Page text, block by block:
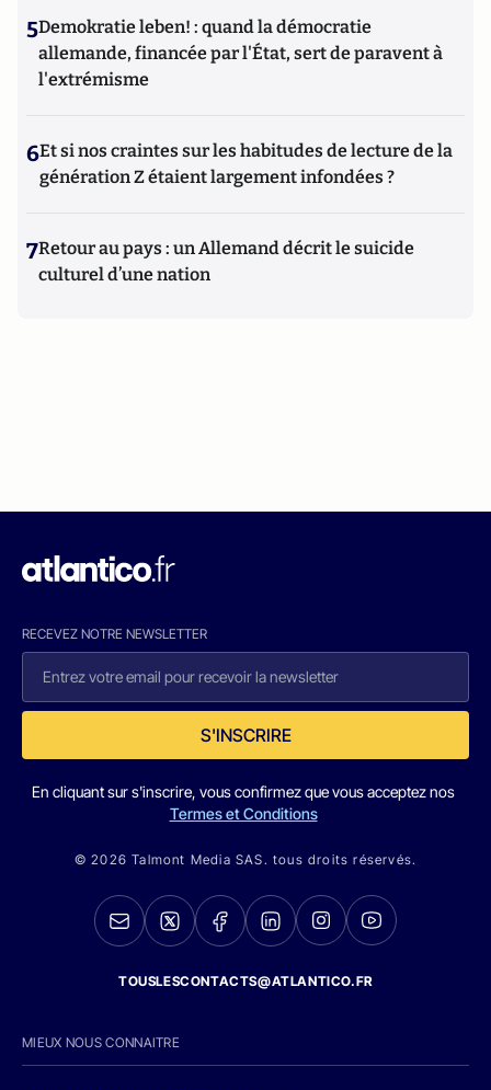
5Demokratie leben! : quand la démocratie
allemande, financée par l'État, sert de paravent à
l'extrémisme
6Et si nos craintes sur les habitudes de lecture de la
génération Z étaient largement infondées ?
7Retour au pays : un Allemand décrit le suicide
culturel d’une nation
RECEVEZ NOTRE NEWSLETTER
S'INSCRIRE
En cliquant sur s'inscrire, vous confirmez que vous acceptez nos
Termes et Conditions
© 2026 Talmont Media SAS. tous droits réservés.
TOUSLESCONTACTS@ATLANTICO.FR
MIEUX NOUS CONNAITRE